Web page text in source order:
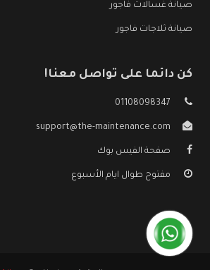
صيانة غسالات فاجور
صيانة ثلاجات فاجور
كن دائما على تواصل معنا!
01108098347
support@the-maintenance.com
صفحة الفيس بوك
مفتوح طوال ايام الأسبوع